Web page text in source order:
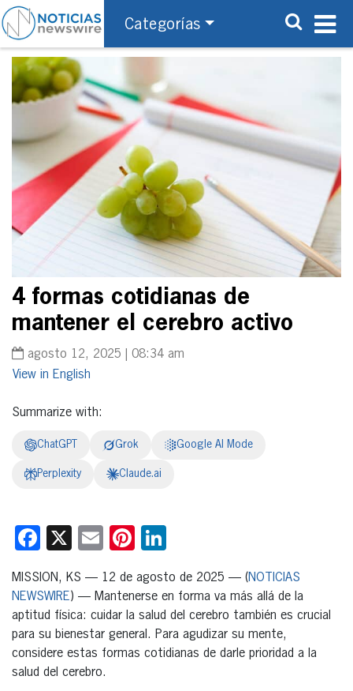
Categorías
4 formas cotidianas de
mantener el cerebro activo
agosto 12, 2025 | 08:34 am
English
Summarize with:
ChatGPT Grok Google AI Mode
Perplexity Claude.ai
Facebook
X EmailPinterest
MISSION, KS — 12 de agosto de 2025 — (NOTICIAS
NEWSWIRE) — Mantenerse en forma va más allá de la
aptitud física: cuidar la salud del cerebro también es crucial
para su bienestar general. Para agudizar su mente,
considere estas formas cotidianas de darle prioridad a la
salud del cerebro.